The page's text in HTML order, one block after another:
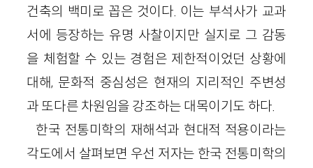
건축의 백미로 꼽은 것이다. 이는 부석사가 교과
서에 등장하는 유명 사찰이지만 실지로 그 감동
을 체험할 수 있는 경험은 제한적이었던 상황에
대해, 문화적 중심성은 현재의 지리적인 주변성
과 또다른 차원임을 강조하는 대목이기도 하다.
한국 전통미학의 재해석과 현대적 적용이라는
각도에서 살펴보면 우선 저자는 한국 전통미학의